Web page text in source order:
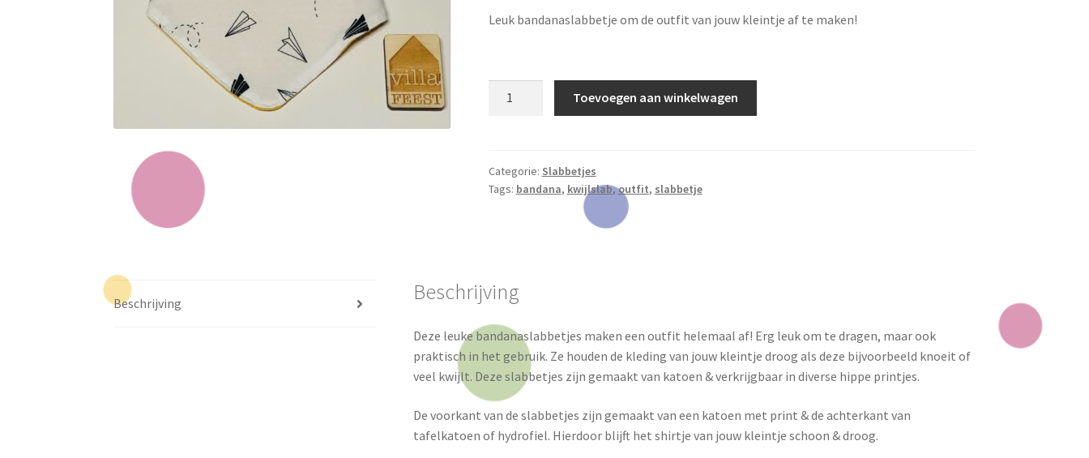
Leuk bandanaslabbetje om de outfit van jouw kleintje af te maken!
Toevoegen aan winkelwagen
Categorie: Slabbetjes
Tags: bandana, kwijlslab,outfit, slabbetje
Beschrijving Beschrijving
Deze leuke bandanaslabbetjes maken een outfit helemaal af! Erg leuk om te dragen, maar ook
praktisch in het gebruik. Ze houden de kleding van jouw kleintje droog als deze bijvoorbeeld knoeit of
veel kwijlt. Deze slabbetjes zijn gemaakt van katoen & verkrijgbaar in diverse hippe printjes.
De voorkant van de slabbetjes zijn gemaakt van een katoen met print & de achterkant van
tafelkatoen of hydrofiel. Hierdoor blijft het shirtje van jouw kleintje schoon & droog.